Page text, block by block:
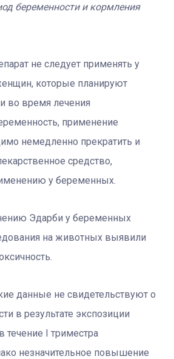
беременности и кормления
не следует применять у
которые планируют
во время лечения
применение
немедленно прекратить и
средство,
у беременных.
Эдарби у беременных
на животных выявили
данные не свидетельствуют о
в результате экспозиции
течение I триместра
незначительное повышение